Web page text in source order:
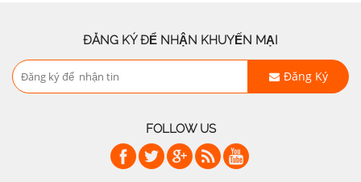
ĐĂNG KÝ ĐỂ NHẬN KHUYẾN MẠI
Đăng Ký
FOLLOW US